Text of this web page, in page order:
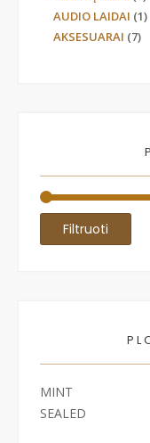
AUDIO LAIDAI (1)
AKSESUARAI (7)
Filtruoti
MINT
SEALED